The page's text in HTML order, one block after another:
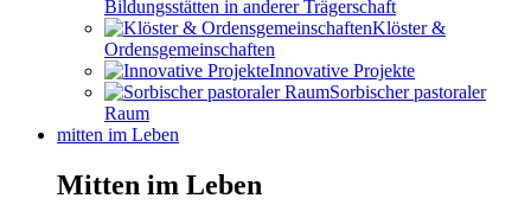
Bildungsstätten in anderer Trägerschaft
Klöster &
Ordensgemeinschaften
Innovative Projekte
Sorbischer pastoraler
Raum
mitten im Leben
Mitten im Leben